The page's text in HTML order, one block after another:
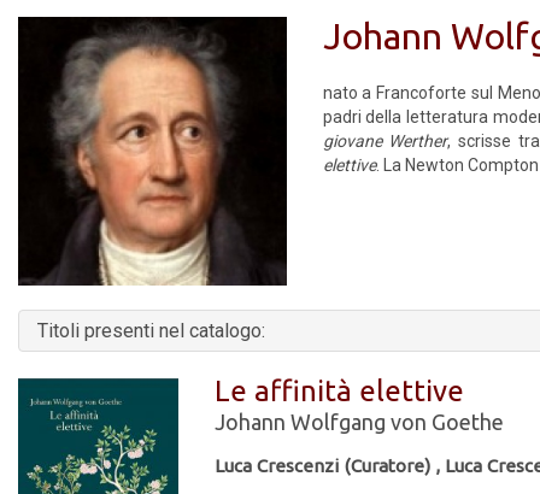
Johann
nato a Francoforte sul
padri della letteratura
giovane Werther, scrisse
elettive. La Newton
Titoli presenti nel catalogo:
Le affinità elettive
Johann Wolfgang von Goethe
Luca Crescenzi (Curatore) , Luca